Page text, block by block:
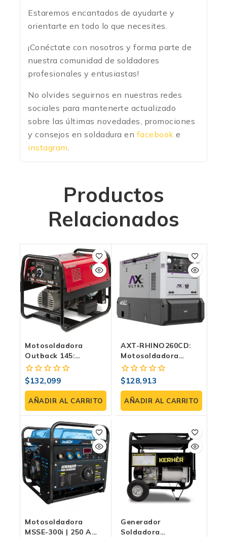
Estaremos encantados de ayudarte y
orientarte en todo lo que necesites.
¡Conéctate con nosotros y forma parte de
nuestra comunidad de soldadores
profesionales y entusiastas!
No olvides seguirnos en nuestras redes
sociales para mantenerte actualizado
sobre las últimas novedades, promociones
y consejos en soldadura en facebook e
instagram
Productos
Relacionados
Motosoldadora
Outback 145:
Potencia Portátil
Con Generador AC
Integrado
0
fuera
de
5
$132,099
AÑADIR AL CARRITO
AXT-RHINO260CD:
Motosoldadora
Inverter 260A +
Generador 10/11 KW,
120/240 V, TIG Lift Y
Spoolgun
0
fuera
de
5
$128,913
AÑADIR AL CARRITO
Motosoldadora
MSSE-300i | 250 A
Generador
Soldadora